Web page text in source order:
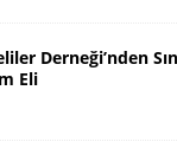
Derneği’nden
Eli